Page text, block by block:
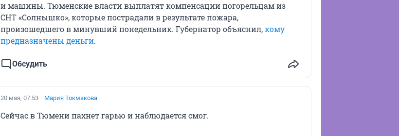
и машины. Тюменские власти выплатят компенсации погорельцам из
СНТ «Солнышко», которые пострадали в результате пожара,
произошедшего в минувший понедельник. Губернатор объяснил,кому
предназначены деньги.
Обсудить
20 мая, 07:53 Мария Токмакова
Сейчас в Тюмени пахнет гарью и наблюдается смог.